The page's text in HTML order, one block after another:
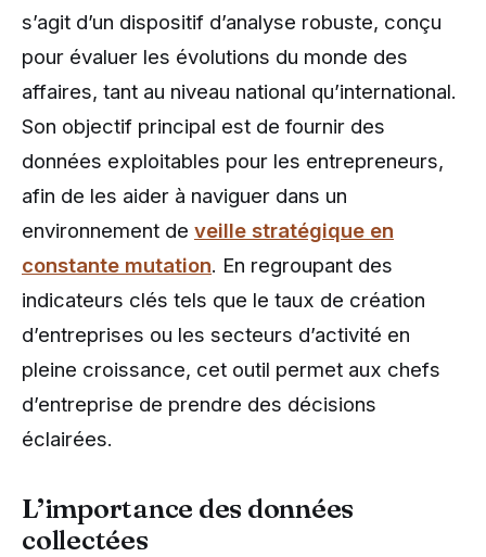
s’agit d’un dispositif d’analyse robuste, conçu
pour évaluer les évolutions du monde des
affaires, tant au niveau national qu’international.
Son objectif principal est de fournir des
données exploitables pour les entrepreneurs,
afin de les aider à naviguer dans un
environnement de veille stratégique en
constante mutation. En regroupant des
indicateurs clés tels que le taux de création
d’entreprises ou les secteurs d’activité en
pleine croissance, cet outil permet aux chefs
d’entreprise de prendre des décisions
éclairées.
L’importance des données
collectées